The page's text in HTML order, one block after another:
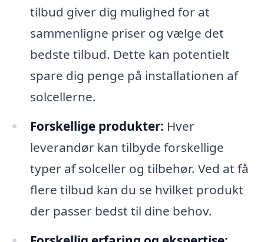
tilbud giver dig mulighed for at
sammenligne priser og vælge det
bedste tilbud. Dette kan potentielt
spare dig penge på installationen af
solcellerne.
Forskellige produkter: Hver
leverandør kan tilbyde forskellige
typer af solceller og tilbehør. Ved at få
flere tilbud kan du se hvilket produkt
der passer bedst til dine behov.